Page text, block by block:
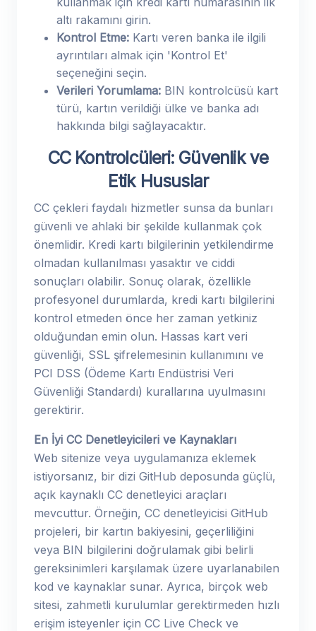
altı rakamını girin.
Kontrol Etme: Kartı veren banka ile ilgili
ayrıntıları almak için 'Kontrol Et'
seçeneğini seçin.
Verileri Yorumlama: BIN kontrolcüsü kart
türü, kartın verildiği ülke ve banka adı
hakkında bilgi sağlayacaktır.
CC Kontrolcüleri: Güvenlik ve
Etik Hususlar
CC çekleri faydalı hizmetler sunsa da bunları
güvenli ve ahlaki bir şekilde kullanmak çok
önemlidir. Kredi kartı bilgilerinin yetkilendirme
olmadan kullanılması yasaktır ve ciddi
sonuçları olabilir. Sonuç olarak, özellikle
profesyonel durumlarda, kredi kartı bilgilerini
kontrol etmeden önce her zaman yetkiniz
olduğundan emin olun. Hassas kart veri
güvenliği, SSL şifrelemesinin kullanımını ve
PCI DSS (Ödeme Kartı Endüstrisi Veri
Güvenliği Standardı) kurallarına uyulmasını
gerektirir.
En İyi CC Denetleyicileri ve Kaynakları
Web sitenize veya uygulamanıza eklemek
istiyorsanız, bir dizi GitHub deposunda güçlü,
açık kaynaklı CC denetleyici araçları
mevcuttur. Örneğin, CC denetleyicisi GitHub
projeleri, bir kartın bakiyesini, geçerliliğini
veya BIN bilgilerini doğrulamak gibi belirli
gereksinimleri karşılamak üzere uyarlanabilen
kod ve kaynaklar sunar. Ayrıca, birçok web
sitesi, zahmetli kurulumlar gerektirmeden hızlı
erişim isteyenler için CC Live Check ve